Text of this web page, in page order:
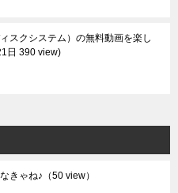
スクシステム）の無料動画を楽し
日 390 view
きゃね♪ （50 view）